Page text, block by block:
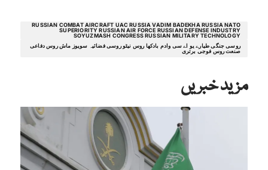
RUSSIAN COMBAT AIRCRAFT UAC RUSSIA VADIM BADEKHA RUSSIA NATO
SUPERIORITY RUSSIAN AIR FORCE RUSSIAN DEFENSE INDUSTRY
SOYUZMASH CONGRESS RUSSIAN MILITARY TECHNOLOGY
روسی جنگی طیارے یو اے سی وادم بادکھا روس نیٹو روسی فضائیہ سویوز ماش روس دفاعی
صنعت روس فوجی برتری
مزید خبریں